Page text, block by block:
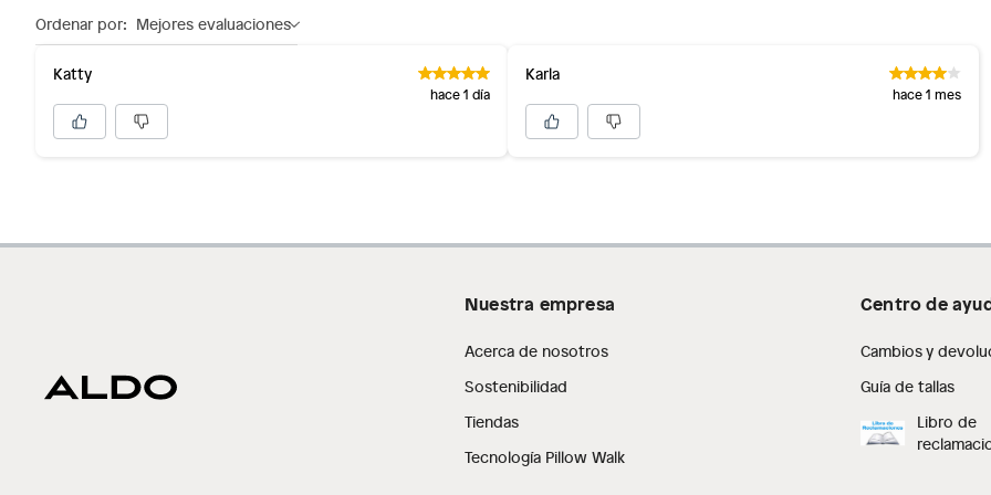
Ordenar por: Mejores evaluaciones
Katty
hace 1 día
Karla
hace 1 mes
Nuestra empresa
Acerca de nosotros
Sostenibilidad
Tiendas
Tecnología Pillow Walk
Centro de
Cambios y
Guía de tallas
Libro de